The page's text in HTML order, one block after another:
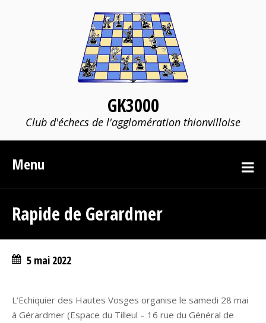
GK3000
Club d'échecs de l'agglomération thionvilloise
Menu
Rapide de Gerardmer
5 mai 2022
L’Echiquier des Hautes Vosges organise le samedi 28 mai
à Gérardmer (Espace du Tilleul – 16 rue du Général de